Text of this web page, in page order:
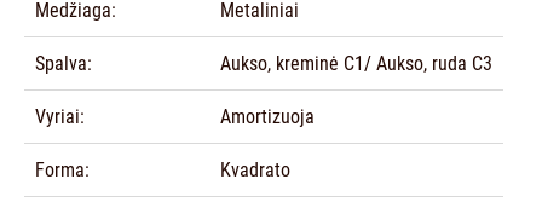
Medžiaga: Metaliniai
Spalva: Aukso, kreminė C1/ Aukso, ruda C3
Vyriai: Amortizuoja
Forma: Kvadrato